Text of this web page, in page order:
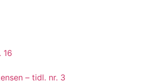
16
– tidl. nr. 3